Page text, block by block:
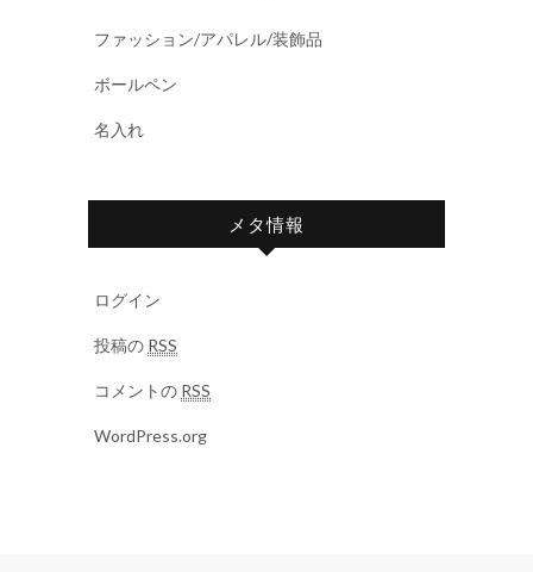
ファッション/アパレル/装飾品
ボールペン
名入れ
メタ情報
ログイン
投稿の RSS
コメントの RSS
WordPress.org